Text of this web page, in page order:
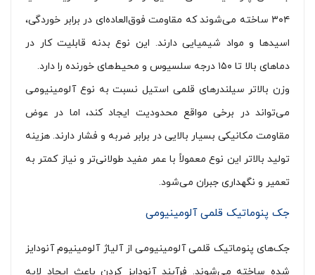
۳۰۴ ساخته می‌شوند که مقاومت فوق‌العاده‌ای در برابر خوردگی،
اسیدها و مواد شیمیایی دارند. این نوع بدنه قابلیت کار در
دماهای بالا تا ۱۵۰ درجه سلسیوس و محیط‌های خورنده را دارد.
وزن بالاتر سیلندرهای قلمی استیل نسبت به نوع آلومینیومی
می‌تواند در برخی مواقع محدودیت ایجاد کند، اما در عوض
مقاومت مکانیکی بسیار بالایی در برابر ضربه و فشار دارند. هزینه
تولید بالاتر این نوع معمولاً با عمر مفید طولانی‌تر و نیاز کمتر به
تعمیر و نگهداری جبران می‌شود.
جک پنوماتیک قلمی آلومینیومی
جک‌های پنوماتیک قلمی آلومینیومی از آلیاژ آلومینیوم آنودایز
شده ساخته می‌شوند. فرآیند آنودایز کردن باعث ایجاد لایه